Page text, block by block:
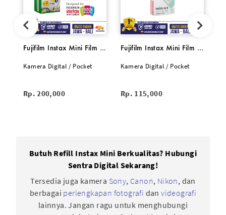
Fujifilm Instax Mini Film Refill 2x10 Sheets/Double Pack White
Kamera Digital / Pocket
Rp. 200,000
Fujifilm Instax Mini Film Refill Single Sky Blue Frame
Kamera Digital / Pocket
Rp. 115,000
Butuh Refill Instax Mini Berkualitas? Hubungi
Sentra Digital Sekarang!
Tersedia juga kamera Sony, Canon, Nikon, dan
berbagai perlengkapan fotografi danvideografi
lainnya. Jangan ragu untuk menghubungi